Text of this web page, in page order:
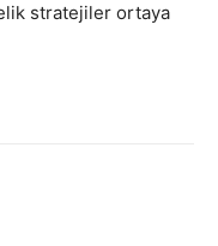
stratejiler ortaya